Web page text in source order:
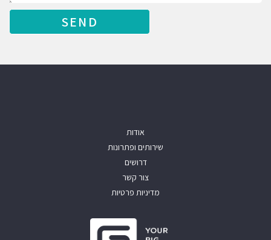
אודות
שירותים ופתרונות
דרושים
צור קשר
מדיניות פרטיות